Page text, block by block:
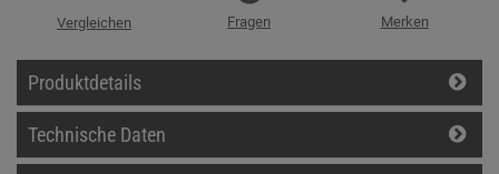
Vergleichen Fragen Merken
Produktdetails
Technische Daten